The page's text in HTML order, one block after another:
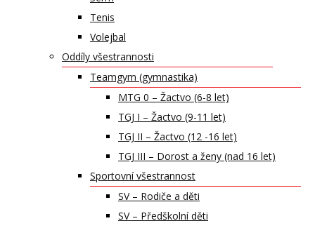
Tenis
Volejbal
Oddíly všestrannosti
Teamgym (gymnastika)
MTG 0 – Žactvo (6-8 let)
TGJ I – Žactvo (9-11 let)
TGJ II – Žactvo (12 -16 let)
TGJ III – Dorost a ženy (nad 16 let)
Sportovní všestrannost
SV – Rodiče a děti
SV – Předškolní děti